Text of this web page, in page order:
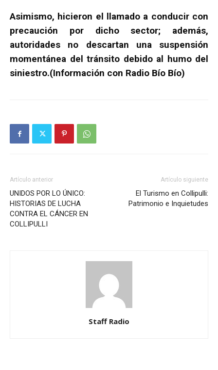
Asimismo, hicieron el llamado a conducir con
precaución por dicho sector; además,
autoridades no descartan una suspensión
momentánea del tránsito debido al humo del
siniestro.(Información con Radio Bío Bío)
Artículo anterior
UNIDOS POR LO ÚNICO:
HISTORIAS DE LUCHA
CONTRA EL CÁNCER EN
COLLIPULLI
Artículo siguiente
El Turismo en Collipulli:
Patrimonio e Inquietudes
Staff Radio